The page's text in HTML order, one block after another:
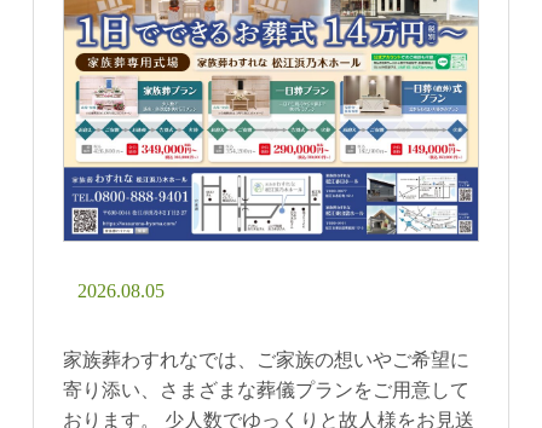
2026.08.05
家族葬わすれなでは、ご家族の想いやご希望に
寄り添い、さまざまな葬儀プランをご用意して
おります。 少人数でゆっくりと故人様をお見送